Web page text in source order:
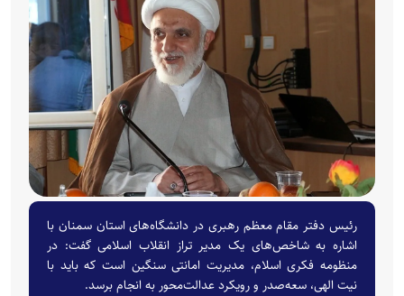
رئیس دفتر مقام معظم رهبری در دانشگاه‌های استان سمنان با
اشاره به شاخص‌های یک مدیر تراز انقلاب اسلامی گفت: در
منظومه فکری اسلام، مدیریت امانتی سنگین است که باید با
نیت الهی، سعه‌صدر و رویکرد عدالت‌محور به انجام برسد.